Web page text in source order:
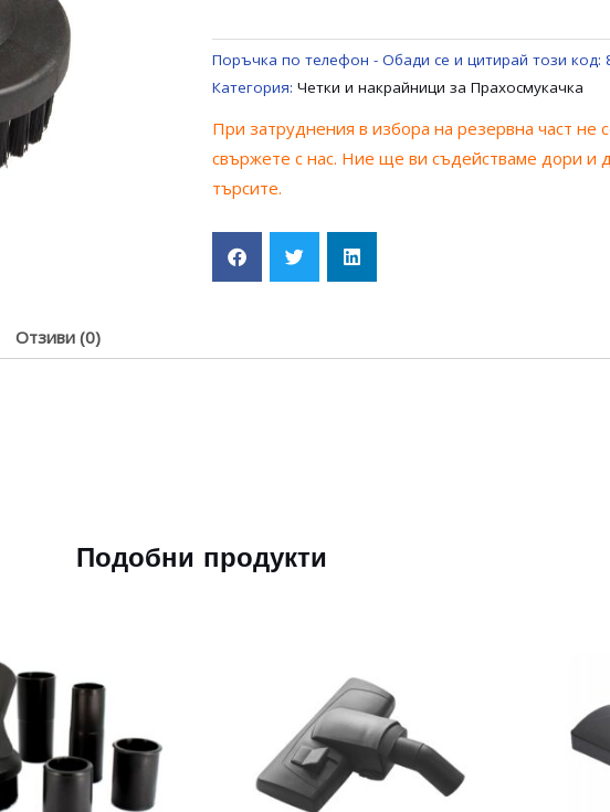
Поръчка по телефон - Обади се и цитирай този код:
Категория: Четки и накрайници за Прахосмукачка
При затруднения в избора на резервна част не
свържете с нас. Ние ще ви съдействаме дори и
търсите.
Отзиви (0)
Подобни продукти